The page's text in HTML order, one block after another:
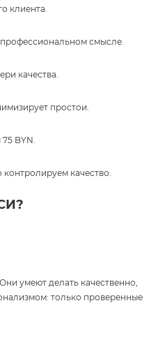
клиента.
смысле.
качества.
простои.
BYN.
качество.
умеют делать качественно,
только проверенные